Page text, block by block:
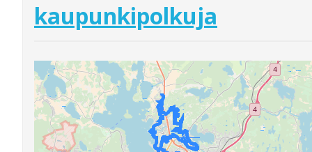
kaupunkipolkuja